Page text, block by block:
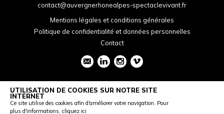
contact@auvergnerhonealpes-spectaclevivant.fr
Mentions légales et conditions générales
Politique de confidentialité et données personnelles
Contact
UTILISATION DE COOKIES SUR NOTRE SITE
INTERNET
Ce site utilise des cookies afin d'améliorer votre navigation. Pour
plus d'informations, cliquez ici